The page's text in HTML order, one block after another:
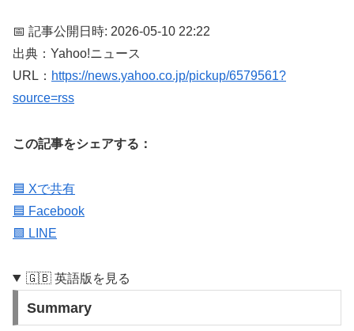
📅 記事公開日時: 2026-05-10 22:22
出典：Yahoo!ニュース
URL： https://news.yahoo.co.jp/pickup/6579561?
source=rss
この記事をシェアする：
🟦 Xで共有
🟦 Facebook
🟩 LINE
🇬🇧 英語版を見る
Summary